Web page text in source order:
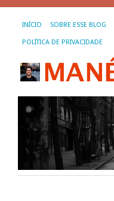
INÍCIO SOBRE ESSE BLOG
POLÍTICA DE PRIVACIDADE